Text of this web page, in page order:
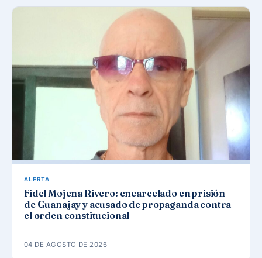
ALERTA
Fidel Mojena Rivero: encarcelado en prisión
de Guanajay y acusado de propaganda contra
el orden constitucional
04 DE AGOSTO DE 2026